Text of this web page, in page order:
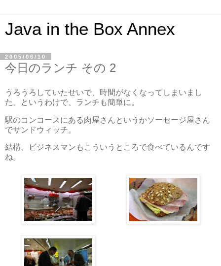
Java in the Box Annex
2005/06/10
今日のランチ その 2
うろうろしていたせいで、時間がなくなってしまいまし
た。というわけで、ランチも簡単に。
駅のコンコースにある肉屋さんというかソーセージ屋さん
でサンドウィッチ。
結構、ビジネスマンもこういうところで食べているんです
ね。